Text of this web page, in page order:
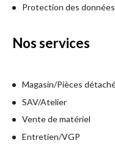
Protection des
Nos services
Magasin/Pièces
SAV/Atelier
Vente de matériel
Entretien/VGP